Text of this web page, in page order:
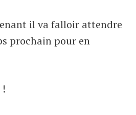
il va falloir attendre
prochain pour en